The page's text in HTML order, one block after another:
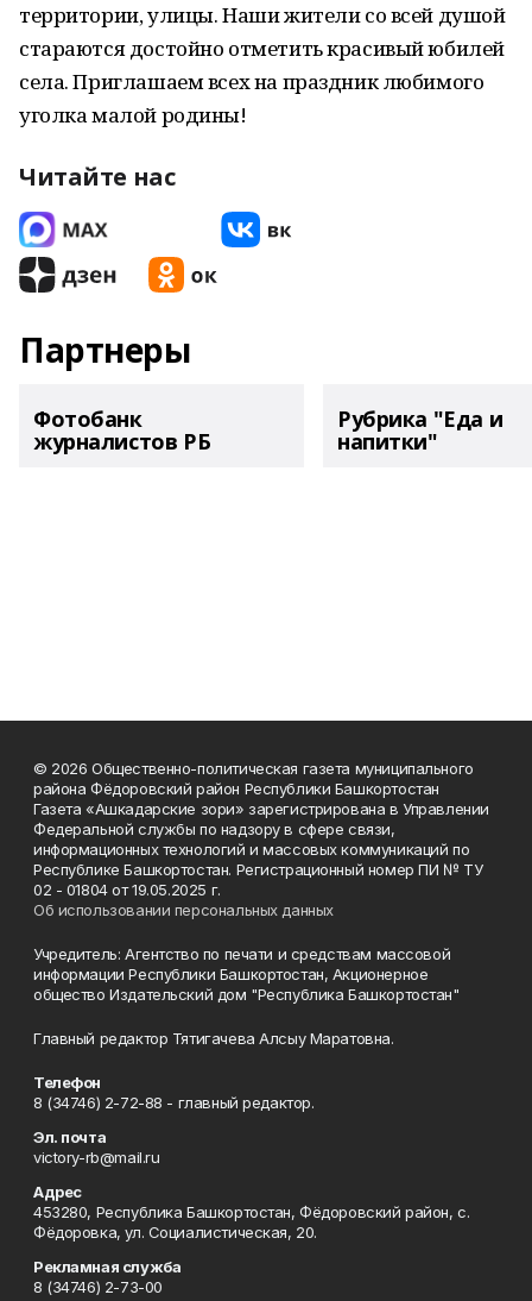
территории, улицы. Наши жители со всей душой
стараются достойно отметить красивый юбилей
села. Приглашаем всех на праздник любимого
уголка малой родины!
Читайте нас
Партнеры
Фотобанк
журналистов РБ
Рубрика "Еда и
напитки"
© 2026 Общественно-политическая газета муниципального
района Фёдоровский район Республики Башкортостан
Газета «Ашкадарские зори» зарегистрирована в Управлении
Федеральной службы по надзору в сфере связи,
информационных технологий и массовых коммуникаций по
Республике Башкортостан. Регистрационный номер ПИ № ТУ
02 - 01804 от 19.05.2025 г.
Об использовании персональных данных
Учредитель: Агентство по печати и средствам массовой
информации Республики Башкортостан, Акционерное
общество Издательский дом "Республика Башкортостан"
Главный редактор Тятигачева Алсыу Маратовна.
Телефон
8 (34746) 2-72-88 - главный редактор.
Эл. почта
victory-rb@mail.ru
Адрес
453280, Республика Башкортостан, Фёдоровский район, с.
Фёдоровка, ул. Социалистическая, 20.
Рекламная служба
8 (34746) 2-73-00